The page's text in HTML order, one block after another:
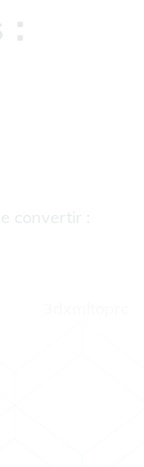
:
convertir :